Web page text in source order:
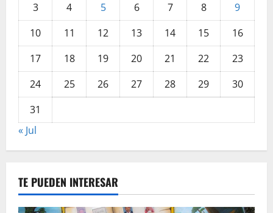
3
4 5 6 7 8
9
10
11 12 13 14 15
16
17
18 19 20 21 22
23
24
25 26 27 28 29
30
31
« Jul
TE PUEDEN INTERESAR